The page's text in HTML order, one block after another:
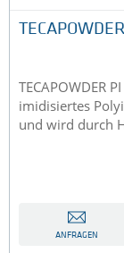
TECAPOWDER
imidisiertes
und wird durch
ANFRAGEN